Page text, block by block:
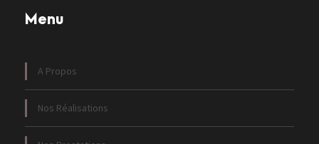
Menu
A Propos
Nos Réalisations